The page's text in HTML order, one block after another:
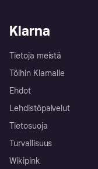
Klarna
Tietoja meistä
Töihin Klarnalle
Ehdot
Lehdistöpalvelut
Tietosuoja
Turvallisuus
Wikipink